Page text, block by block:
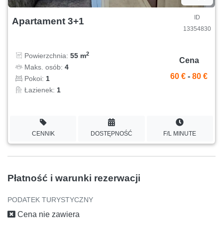
Apartament 3+1
ID
13354830
Powierzchnia: 55 m2
Maks. osób: 4
Pokoi: 1
Łazienek: 1
Cena
60 € - 80 €
CENNIK DOSTĘPNOŚĆ F/L MINUTE
Płatność i warunki rezerwacji
PODATEK TURYSTYCZNY
Cena nie zawiera